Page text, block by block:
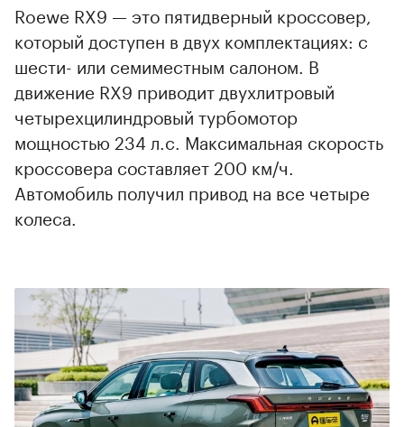
Roewe RX9 — это пятидверный кроссовер,
который доступен в двух комплектациях: с
шести- или семиместным салоном. В
движение RX9 приводит двухлитровый
четырехцилиндровый турбомотор
мощностью 234 л.с. Максимальная скорость
кроссовера составляет 200 км/ч.
Автомобиль получил привод на все четыре
колеса.